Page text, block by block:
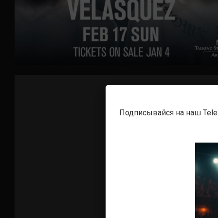
Подписывайся на наш